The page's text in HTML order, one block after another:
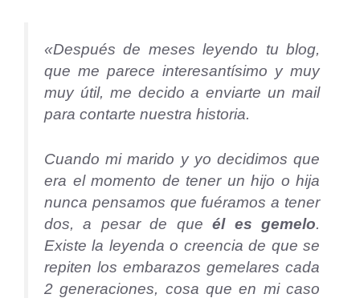
«Después de meses leyendo tu blog,
que me parece interesantísimo y muy
muy útil, me decido a enviarte un mail
para contarte nuestra historia.
Cuando mi marido y yo decidimos que
era el momento de tener un hijo o hija
nunca pensamos que fuéramos a tener
dos, a pesar de queél es gemelo.
Existe la leyenda o creencia de que se
repiten los embarazos gemelares cada
2 generaciones, cosa que en mi caso